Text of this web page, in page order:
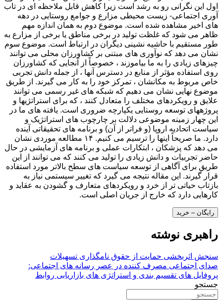
اول این نگرانی رو به رشد است زیرا کاهش قابل ملاحظه ای در تاب
آوری اجتماعی- زیست محیطی مزارع و جوامع روستایی در دهه
های اخیر مشاهده شده است. موضوع دوم به همان اندازه مهم
ظاهر می شود که غلظت تولید در برخی مناطق یا برخی از مزارع به
طور مستقیم با حاشیه نشینی دیگران در ارتباط است. موضوع سوم
نشان می دهد که نوآوری های مبتنی بر کشاورزان محلی می توانند
چیزهای زیادی را به ما بیاموزند ، خصوصاً از آنجایی که کشاورزان
روی استفاده مؤثر از منابع در دسترس آنها ، از جمله دانش تجربی
خاص مربوط به مکانشان ، تمرکز خود را به کار می گیرند. از طریق
موضوع نهایی نشان می دهیم که شبکه های غیر رسمی می توانند
علایق و رویکردهای مختلف را متعادل کنند ، که برای استراتژیها و
پروژههای توسعه روستایی یکپارچه ضروری است. یافته های ما در
این چهار زمینه موضوعی دلالت بر چارچوب های استراتژیک و
سیاست اتحادیه اروپا (و فراتر از آن) و برنامه های تحقیقاتی آینده
دارد. ما صریحاً اینها را ترسیم می کنیم. ۱۴ مطالعه موردی نشان
می دهد که پزشکان ، ابتکارات عملی و برنامه های آزمایشی در حال
حاضر تجربیات و دانش زیادی را تولید می کنند که می توانند از این
طریق برای آگاهی از توسعه سیاست های سطح بالاتر مورد استفاده
قرار گیرند. این مقاله نتیجه می گیرد که تغییر سیستمی نیاز به
بازتاب حیاتی تر از خرد و رویکردهای متعارف و گشودن به عقاید و
کارهایی دارد که خارج از جریان اصلی است.
رایگان – خرید
راهبری نوشته
سنجش اثربخشی حمایت از حقوق نامگذاری تسهیلات
صدای اجتماعی مصرف کننده در عصر رسانه های اجتماعی:
پروفایل های تقسیم بندی و استراتژی های بازاریابی روابط
جستجو